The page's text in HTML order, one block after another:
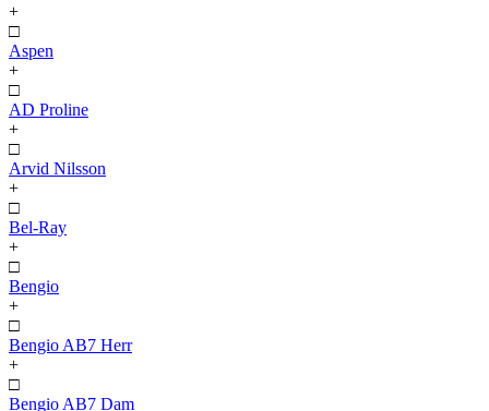
+
□
Aspen
+
□
AD Proline
+
□
Arvid Nilsson
+
□
Bel-Ray
+
□
Bengio
+
□
Bengio AB7 Herr
+
□
Bengio AB7 Dam